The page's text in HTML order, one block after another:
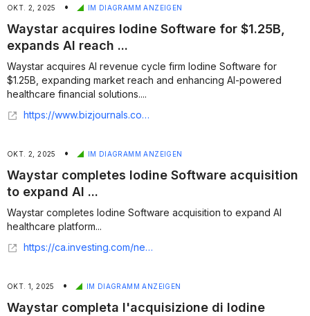
OKT. 2, 2025 • IM DIAGRAMM ANZEIGEN
Waystar acquires Iodine Software for $1.25B,
expands AI reach ...
Waystar acquires AI revenue cycle firm Iodine Software for
$1.25B, expanding market reach and enhancing AI-powered
healthcare financial solutions....
https://www.bizjournals.com/louisville/news/2025/10/02/waystar-finalized-1-billion-deal.html
OKT. 2, 2025 • IM DIAGRAMM ANZEIGEN
Waystar completes Iodine Software acquisition
to expand AI ...
Waystar completes Iodine Software acquisition to expand AI
healthcare platform...
https://ca.investing.com/news/company-news/waystar-completes-iodine-software-acquisition-to-expand-ai-healthcare-platform-93CH-4228837
OKT. 1, 2025 • IM DIAGRAMM ANZEIGEN
Waystar completa l'acquisizione di Iodine